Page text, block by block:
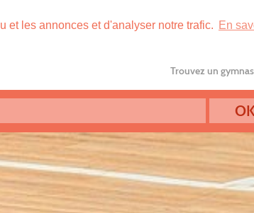
et les annonces et d'analyser notre trafic. En
Trouvez un